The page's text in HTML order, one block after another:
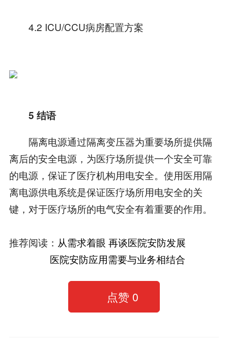
4.2 ICU/CCU病房配置方案
5 结语
隔离电源通过隔离变压器为重要场所提供隔
离后的安全电源，为医疗场所提供一个安全可靠
的电源，保证了医疗机构用电安全。使用医用隔
离电源供电系统是保证医疗场所用电安全的关
键，对于医疗场所的电气安全有着重要的作用。
推荐阅读： 从需求着眼 再谈医院安防发展
医院安防应用需要与业务相结合
点赞 0